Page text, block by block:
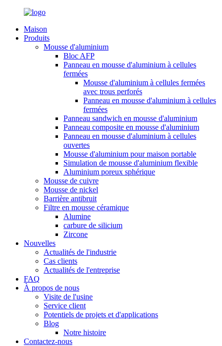
Maison
Produits
Mousse d'aluminium
Bloc AFP
Panneau en mousse d'aluminium à cellules
fermées
Mousse d'aluminium à cellules fermées
avec trous perforés
Panneau en mousse d'aluminium à cellules
fermées
Panneau sandwich en mousse d'aluminium
Panneau composite en mousse d'aluminium
Panneau en mousse d'aluminium à cellules
ouvertes
Mousse d'aluminium pour maison portable
Simulation de mousse d'aluminium flexible
Aluminium poreux sphérique
Mousse de cuivre
Mousse de nickel
Barrière antibruit
Filtre en mousse céramique
Alumine
carbure de silicium
Zircone
Nouvelles
Actualités de l'industrie
Cas clients
Actualités de l'entreprise
FAQ
À propos de nous
Visite de l'usine
Service client
Potentiels de projets et d'applications
Blog
Notre histoire
Contactez-nous